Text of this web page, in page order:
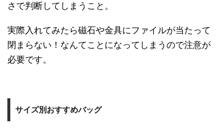
さで判断してしまうこと。
実際入れてみたら磁石や金具にファイルが当たって
閉まらない！なんてことになってしまうので注意が
必要です。
サイズ別おすすめバッグ